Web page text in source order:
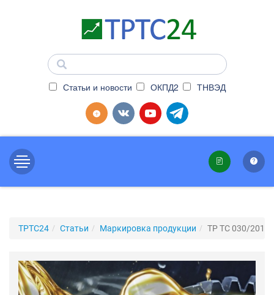
Статьи и новости ОКПД2 ТНВЭД
ТРТС24 Статьи Маркировка продукции ТР ТС 030/2012